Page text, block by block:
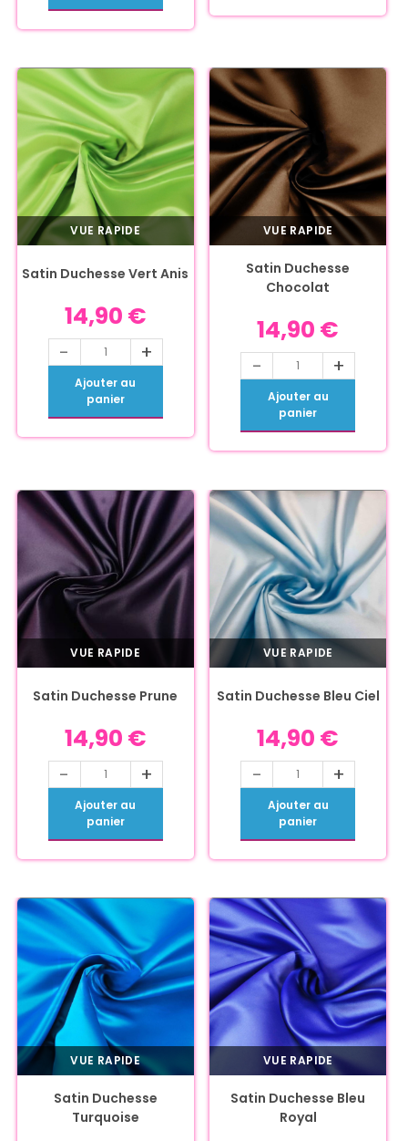
VUE RAPIDE
Satin Duchesse Vert Anis
14,90 €
- +
Ajouter au
panier
VUE RAPIDE
Satin Duchesse
Chocolat
14,90 €
- +
Ajouter au
panier
VUE RAPIDE
Satin Duchesse Prune
14,90 €
- +
Ajouter au
panier
VUE RAPIDE
Satin Duchesse Bleu Ciel
14,90 €
- +
Ajouter au
panier
VUE RAPIDE
Satin Duchesse
Turquoise
VUE RAPIDE
Satin Duchesse Bleu
Royal